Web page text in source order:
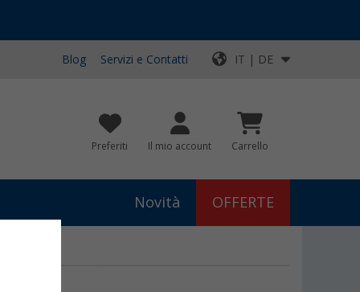
Blog Servizi e Contatti IT | DE
Preferiti Il mio account Carrello
Novità OFFERTE